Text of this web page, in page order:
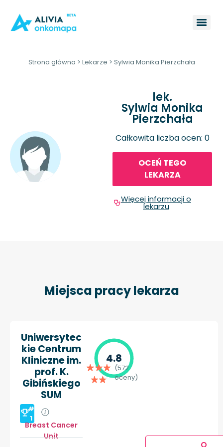
Strona główna > Lekarze > Sylwia Monika Pierzchała
lek.
Sylwia Monika
Pierzchała
Całkowita liczba ocen: 0
OCEŃ TEGO
LEKARZA
Więcej informacji o
lekarzu
Miejsca pracy lekarza
Uniwersytec
kie Centrum
Kliniczne im.
prof. K.
Gibińskiego
SUM
#
1
Breast Cancer
Unit
4.8
(572
oceny)
O